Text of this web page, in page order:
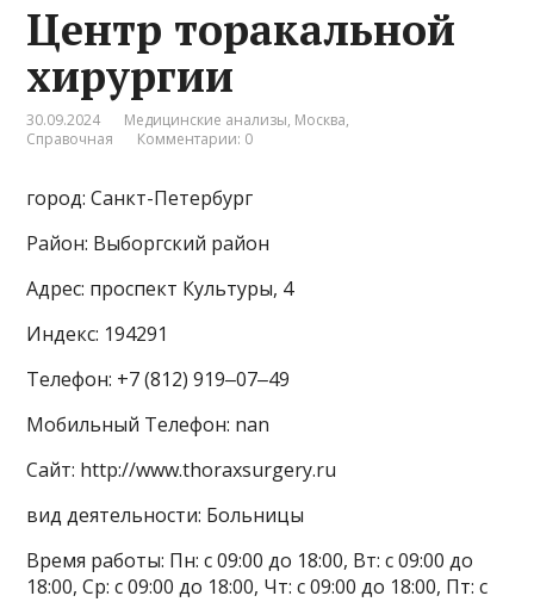
Центр торакальной
хирургии
30.09.2024 Медицинские анализы, Москва,
Справочная
Комментарии: 0
город: Санкт-Петербург
Район: Выборгский район
Адрес: проспект Культуры, 4
Индекс: 194291
Телефон: +7 (812) 919‒07‒49
Мобильный Телефон: nan
Сайт: http://www.thoraxsurgery.ru
вид деятельности: Больницы
Время работы: Пн: с 09:00 до 18:00, Вт: с 09:00 до
18:00, Ср: с 09:00 до 18:00, Чт: с 09:00 до 18:00, Пт: с